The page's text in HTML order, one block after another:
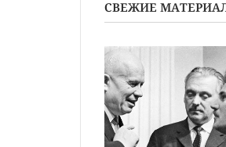
СВЕЖИЕ